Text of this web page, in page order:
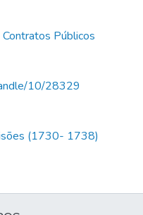
Contratos Públicos
10/28329
(1730- 1738)